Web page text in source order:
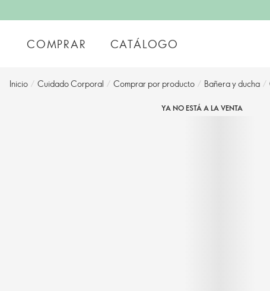
COMPRAR CATÁLOGO
Inicio / Cuidado Corporal / Comprar por producto / Bañera y ducha /
YA NO ESTÁ A LA VENTA